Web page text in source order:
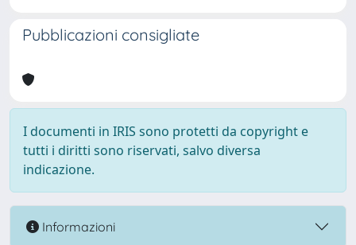
Pubblicazioni consigliate
I documenti in IRIS sono protetti da copyright e
tutti i diritti sono riservati, salvo diversa
indicazione.
Informazioni